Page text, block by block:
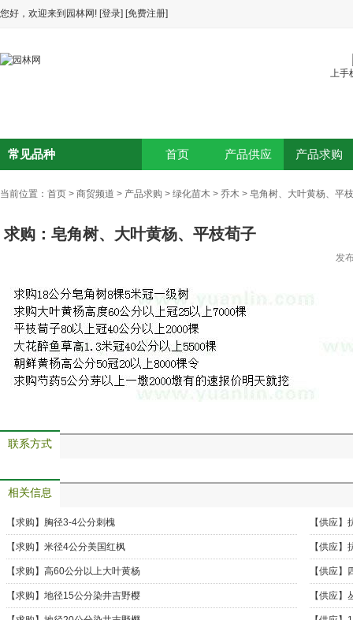
您好，欢迎来到园林网! [登录] [免费注册]
上手
首页 产品供应 产品求购
常见品种
当前位置： 首页 > 商贸频道 > 产品求购 > 绿化苗木 > 乔木 > 皂角树、大叶黄杨、平
求购：皂角树、大叶黄杨、平枝荀子
发
联系方式
相关信息
【求购】 胸径3-4公分刺槐
【求购】 米径4公分美国红枫
【求购】 高60公分以上大叶黄杨
【求购】 地径15公分染井吉野樱
【供应】
【供应】
【供应】
格行情
【供应】